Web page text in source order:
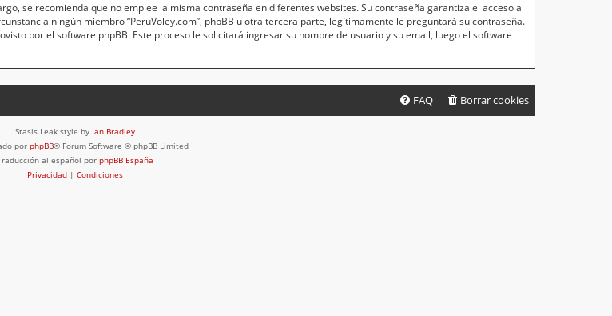
se recomienda que no emplee la misma contraseña en diferentes websites. Su contraseña garantiza el acceso a
ningún miembro “PeruVoley.com”, phpBB u otra tercera parte, legítimamente le preguntará su contraseña.
por el software phpBB. Este proceso le solicitará ingresar su nombre de usuario y su email, luego el software
Borrar cookies
FAQ
Stasis Leak style by Ian Bradley
por phpBB® Forum Software © phpBB Limited
al español por phpBB España
Privacidad | Condiciones